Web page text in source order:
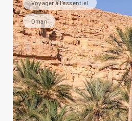
Voyager à l’essentiel
Oman